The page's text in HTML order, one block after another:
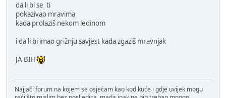
da li bi se ti
pokazivao mravima
kada prolaziš nekom ledinom
i da li bi imao grižnju savjest kada zgaziš mravnjak
JA BIH
Najjači forum na kojem se osjećam kao kod kuće i gdje uvijek mogu